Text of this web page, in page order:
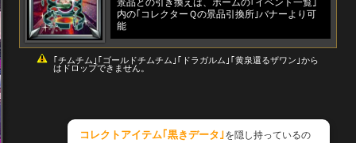
内の｢コレクターＱの景品引換所｣バナーより可
能
｢チムチム｣｢ゴールドチムチム｣｢ドラガルム｣｢黄泉還るザワン｣から
はドロップできません。
コレクトアイテム｢黒きデータ｣を隠し持っているの